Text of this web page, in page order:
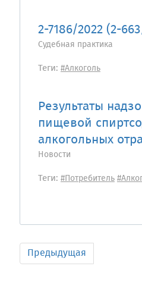
2-7186/2022 (2-
Судебная практика
Теги: #Алкоголь
Результаты
пищевой
алкогольных
Новости
Теги: #Потребитель
Предыдущая